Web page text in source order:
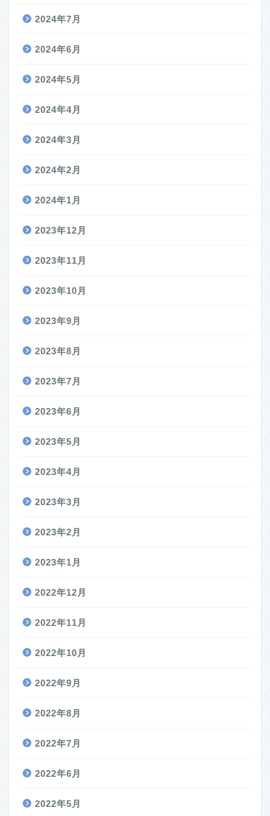
2024年7月
2024年6月
2024年5月
2024年4月
2024年3月
2024年2月
2024年1月
2023年12月
2023年11月
2023年10月
2023年9月
2023年8月
2023年7月
2023年6月
2023年5月
2023年4月
2023年3月
2023年2月
2023年1月
2022年12月
2022年11月
2022年10月
2022年9月
2022年8月
2022年7月
2022年6月
2022年5月